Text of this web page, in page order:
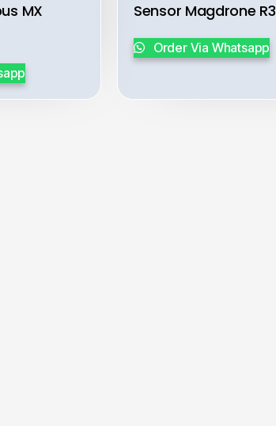
MX Sensor Magdrone R3
Order Via Whatsapp